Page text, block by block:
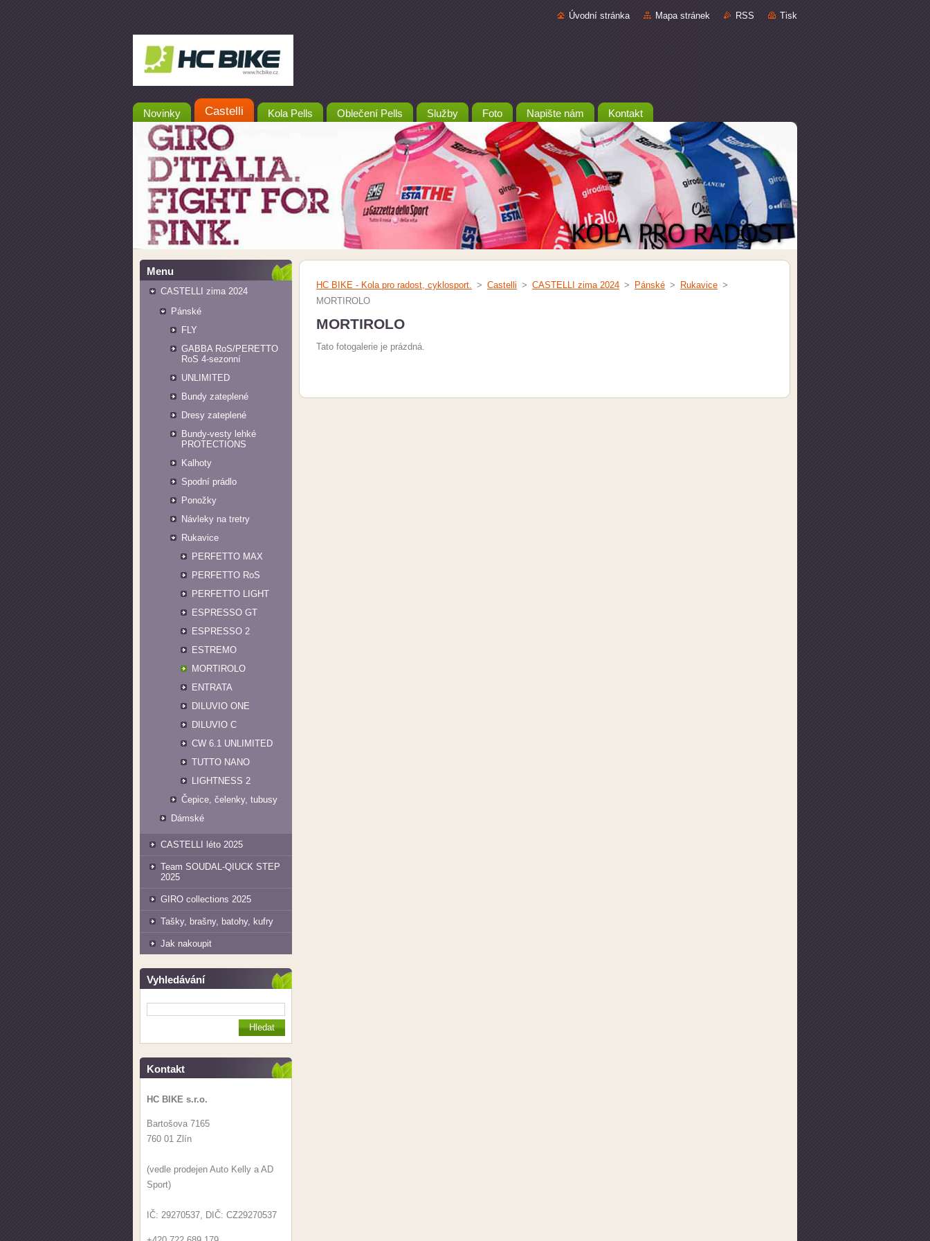
Úvodní stránka Mapa stránek RSS Tisk
Novinky Castelli Kola Pells Oblečení Pells Služby Foto Napište nám Kontakt
Menu
CASTELLI zima 2024
Pánské
FLY
GABBA RoS/PERETTO
RoS 4-sezonní
UNLIMITED
Bundy zateplené
Dresy zateplené
Bundy-vesty lehké
PROTECTIONS
Kalhoty
Spodní prádlo
Ponožky
Návleky na tretry
Rukavice
PERFETTO MAX
PERFETTO RoS
PERFETTO LIGHT
ESPRESSO GT
ESPRESSO 2
ESTREMO
MORTIROLO
ENTRATA
DILUVIO ONE
DILUVIO C
CW 6.1 UNLIMITED
TUTTO NANO
LIGHTNESS 2
Čepice, čelenky, tubusy
Dámské
CASTELLI léto 2025
Team SOUDAL-QIUCK STEP
2025
GIRO collections 2025
Tašky, brašny, batohy, kufry
Jak nakoupit
Vyhledávání
Kontakt
HC BIKE s.r.o.
Bartošova 7165
760 01 Zlín
(vedle prodejen Auto Kelly a AD
Sport)
IČ: 29270537, DIČ: CZ29270537
HC BIKE - Kola pro radost, cyklosport. > Castelli > CASTELLI zima 2024 > Pánské > Rukavice >
MORTIROLO
MORTIROLO
Tato fotogalerie je prázdná.